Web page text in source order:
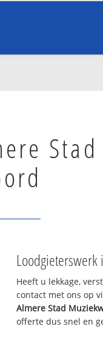
Loodgieterswerk
Heeft u lekkage,
contact met ons op
Almere Stad
offerte dus snel en